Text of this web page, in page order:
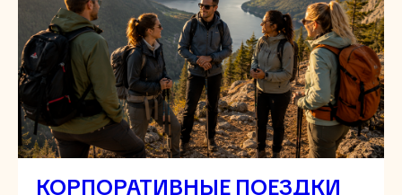
КОРПОРАТИВНЫЕ ПОЕЗДКИ